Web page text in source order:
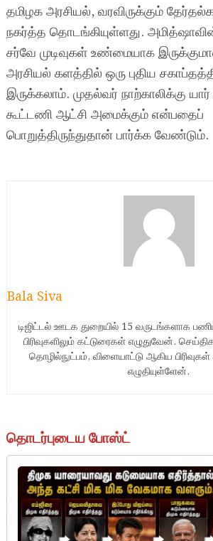
தமிழக அரசியல், வரவிருக்கும்
நகர்த்த தொடங்கியுள்ளது.
சர்வே முடிவுகள் உண்மையாக
அரசியல் களத்தில் ஒரு புதிய
இருக்கலாம். முதல்வர் நாற்காலிக்கு
கூட்டணி ஆட்சி அமைக்கும் என்பதைப்
பொறுத்திருந்துதான் பார்க்க வேண்டும்.
Bala Siva
டிஜிட்டல் ஊடக துறையில் 15 வருடங்களாக
பிரிவுகளிலும் கட்டுரைகள் எழுதுவேன்.
தொழில்நுட்பம், விளையாட்டு ஆகிய
எழுதியுள்ளேன்.
தொடர்புடைய போஸ்ட்